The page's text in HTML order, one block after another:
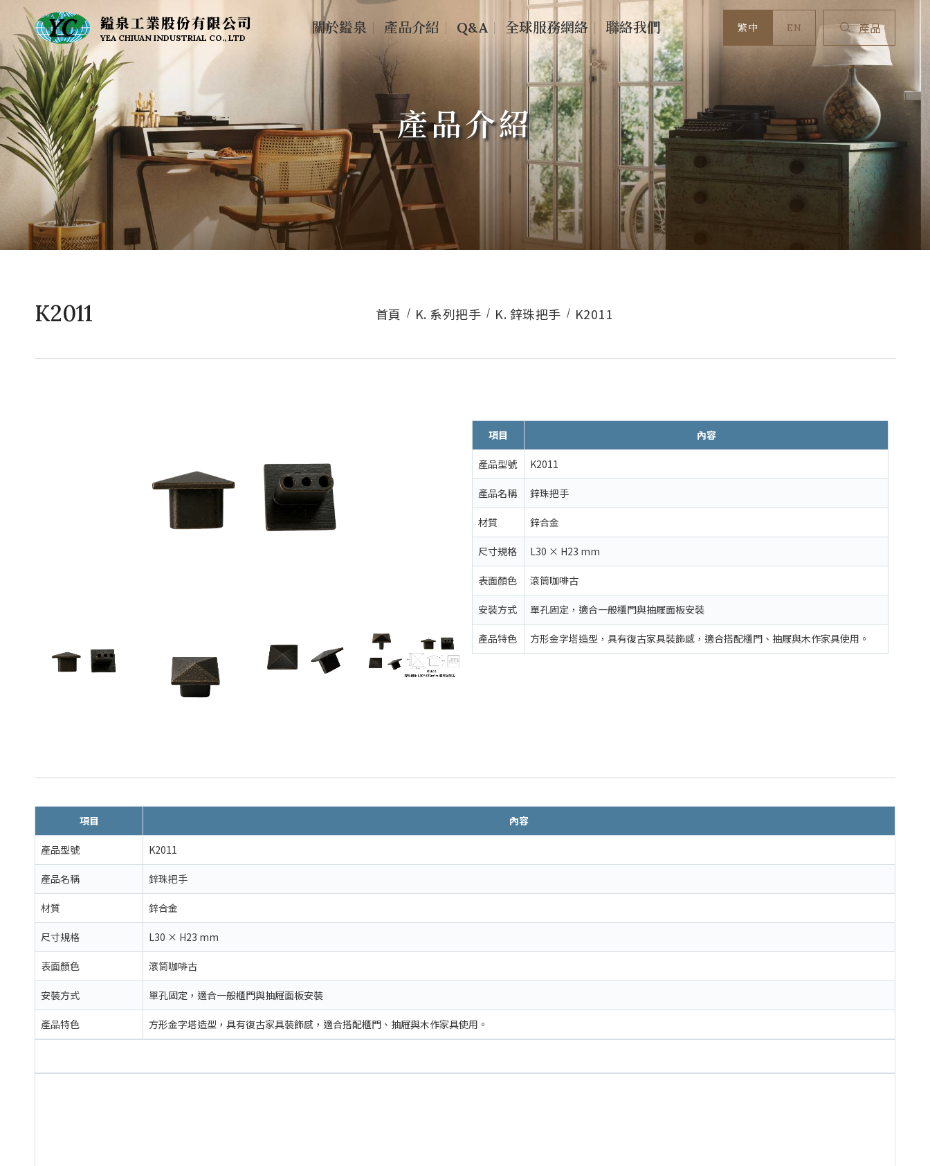
鎰泉工業股份有限公司
YEA CHIUAN INDUSTRIAL CO., LTD
關於鎰泉 產品介紹 Q&A 全球服務網絡 聯絡我們 繁中 EN
產品介紹
K2011 首頁 K. 系列把手 K. 鋅珠把手 K2011
項目 內容
產品型號 K2011
產品名稱 鋅珠把手
材質 鋅合金
尺寸規格 L30 × H23 mm
表面顏色 滾筒咖啡古
安裝方式 單孔固定，適合一般櫃門與抽屜面板安裝
產品特色 方形金字塔造型，具有復古家具裝飾感，適合搭配櫃門、抽屜與木作家具使用。
項目 內容
產品型號 K2011
產品名稱 鋅珠把手
材質 鋅合金
尺寸規格 L30 × H23 mm
表面顏色 滾筒咖啡古
安裝方式 單孔固定，適合一般櫃門與抽屜面板安裝
產品特色 方形金字塔造型，具有復古家具裝飾感，適合搭配櫃門、抽屜與木作家具使用。